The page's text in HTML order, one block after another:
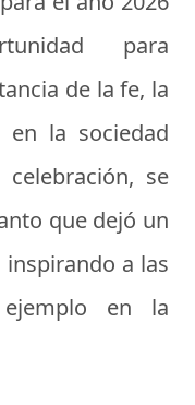
para
de la fe, la
la sociedad
se
que dejó un
a las
en la